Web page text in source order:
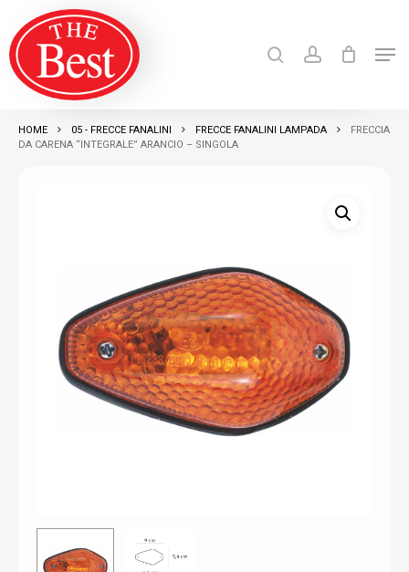
main
content
Products
search
HOME 05 - FRECCE FANALINI FRECCE FANALINI LAMPADA
FRECCIA
DA CARENA “INTEGRALE” ARANCIO – SINGOLA
Close